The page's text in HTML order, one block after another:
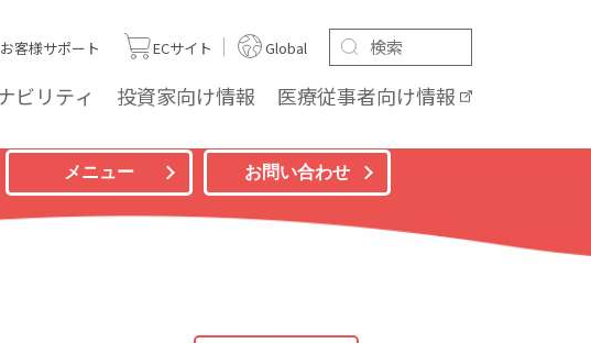
ビリティ 投資家向け情報 医療従事者向け情報
お客様サポート ECサイト Global
メニュー お問い合わせ